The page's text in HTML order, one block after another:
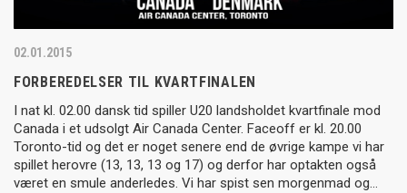
02.01.2015
FORBEREDELSER TIL KVARTFINALEN
I nat kl. 02.00 dansk tid spiller U20 landsholdet kvartfinale mod
Canada i et udsolgt Air Canada Center. Faceoff er kl. 20.00
Toronto-tid og det er noget senere end de øvrige kampe vi har
spillet herovre (13, 13, 13 og 17) og derfor har optakten også
været en smule anderledes. Vi har spist sen morgenmad og…